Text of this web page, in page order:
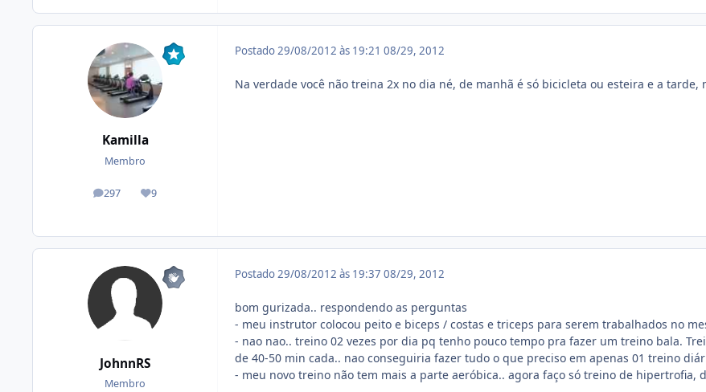
Kamilla
Membro
297
posts 9
Reputação
Postado29/08/2012 às 19:21 08/29, 2012
Na verdade você não treina 2x no dia né, de manhã é só bicicleta ou esteira e a tarde,
JohnnRS
Membro
Postado29/08/2012 às 19:37 08/29, 2012
bom gurizada.. respondendo as perguntas
- meu instrutor colocou peito e biceps / costas e triceps para serem trabalhados no
- nao nao.. treino 02 vezes por dia pq tenho pouco tempo pra fazer um treino bala.
de 40-50 min cada.. nao conseguiria fazer tudo o que preciso em apenas 01 treino
- meu novo treino não tem mais a parte aeróbica.. agora faço só treino de hipertrofia,